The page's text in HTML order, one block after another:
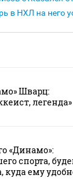
в НХЛ на него
Шварц:
легенда»
«Динамо»:
спорта,
куда ему